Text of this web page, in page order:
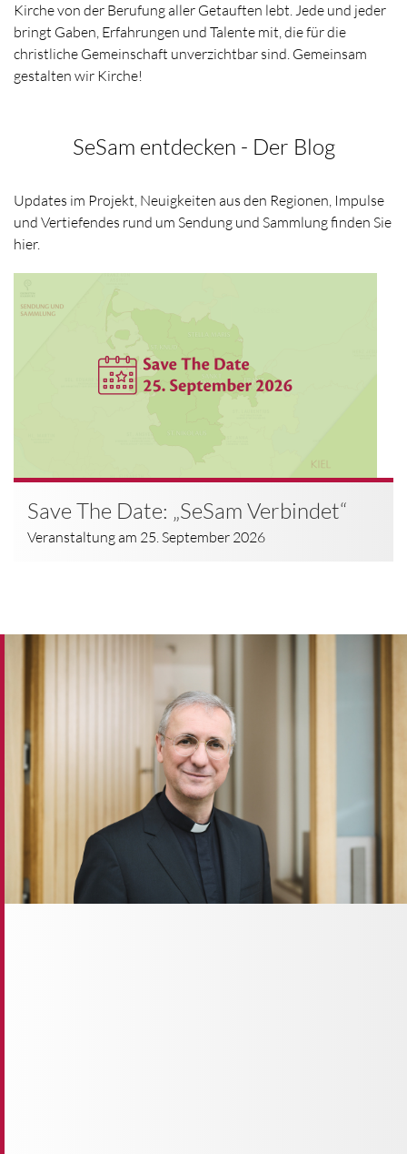
Kirche von der Berufung aller Getauften lebt. Jede und jeder
bringt Gaben, Erfahrungen und Talente mit, die für die
christliche Gemeinschaft unverzichtbar sind. Gemeinsam
gestalten wir Kirche!
SeSam entdecken - Der Blog
Updates im Projekt, Neuigkeiten aus den Regionen, Impulse
und Vertiefendes rund um Sendung und Sammlung finden Sie
hier.
Save The Date: „SeSam Verbindet“
Veranstaltung am 25. September 2026